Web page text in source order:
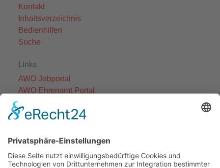
Kontakt
Inhaltsverzeichnis
Bedienhilfen
Suche
Links
AWO Jobportal
AWO Ehrenamt Portal
AWO Schulgesundheitsfachkräfte
AWO Bundesverband
AWO Pflegeberatung
AWO Kulturhaus Babelsberg